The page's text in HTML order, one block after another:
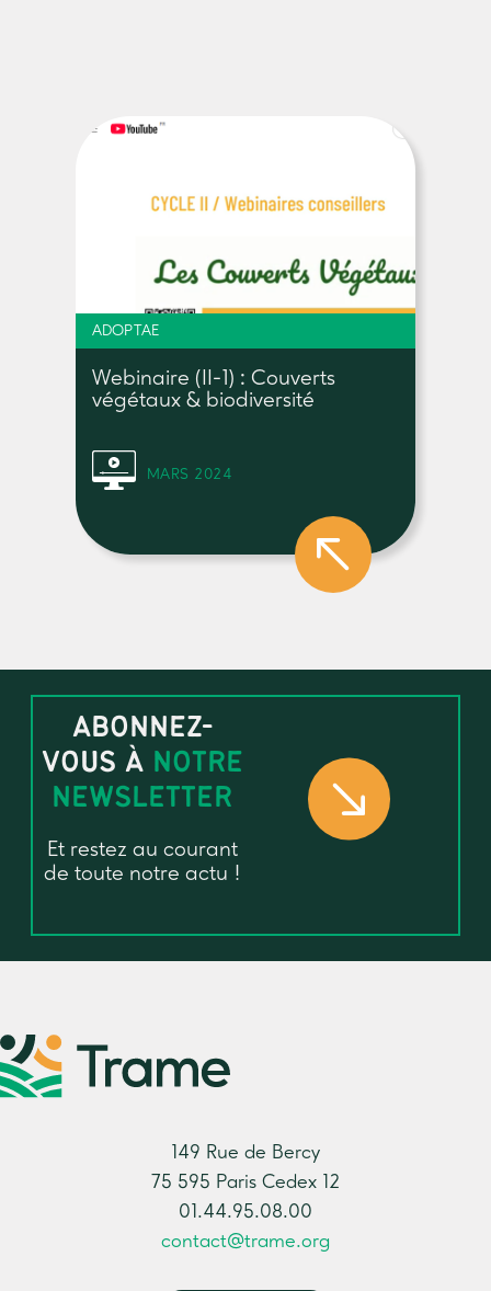
ADOPTAE
Webinaire (II-1) : Couverts
végétaux & biodiversité
MARS 2024
ABONNEZ-
VOUS À NOTRE
NEWSLETTER
Et restez au courant
de toute notre actu !
149 Rue de Bercy
75 595 Paris Cedex 12
01.44.95.08.00
contact@trame.org